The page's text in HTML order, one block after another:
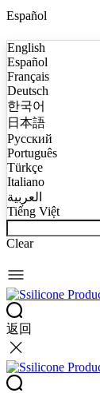
Español
English
Español
Français
Deutsch
한국어
日本語
Русский
Português
Türkçe
Italiano
العربية
Tiếng Việt
Clear
返回